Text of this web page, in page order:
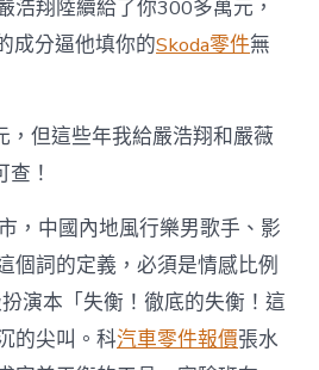
浩翔陸續給了你300多萬元，
成分逼他填你的Skoda零件無
但這些年我給嚴浩翔和嚴薇
查！
，中國內地風行樂男歌手、影
個詞的定義，必須是情感比例
演本「失衡！徹底的失衡！這
的尖叫。科汽車零件報價張水